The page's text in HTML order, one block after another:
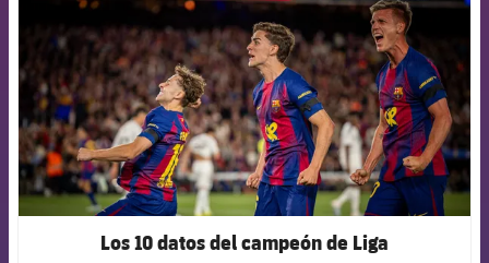
Los 10 datos del campeón de Liga